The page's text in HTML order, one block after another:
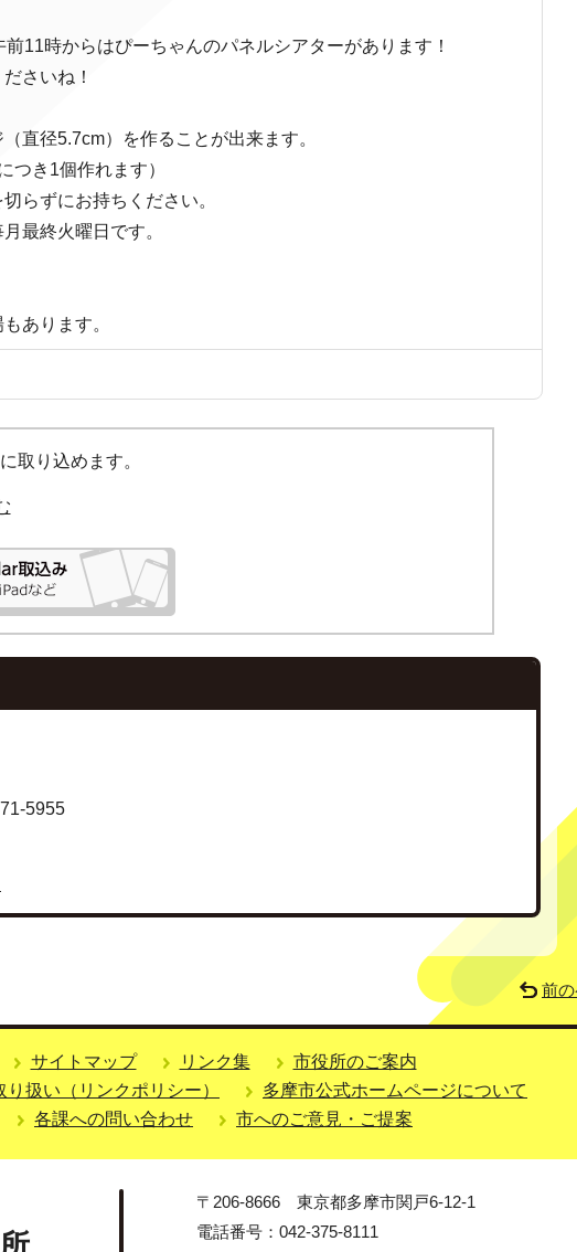
11時からはぴーちゃんのパネルシアターがあります！
さいね！
直径5.7cm）を作ることが出来ます。
つき1個作れます）
らずにお持ちください。
最終火曜日です。
あります。
取り込めます。
5955
前
サイトマップ リンク集
市役所のご案内
り扱い（リンクポリシー）
多摩市公式ホームページについて
各課への問い合わせ
市へのご意見・ご提案
〒206-8666 東京都多摩市関戸6-12-1
電話番号：042-375-8111